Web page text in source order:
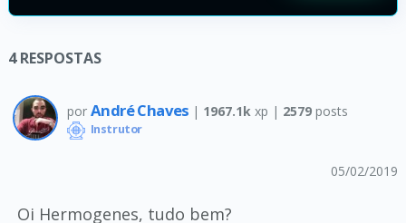
4RESPOSTAS
por André Chaves | 1967.1k xp | 2579 posts
Instrutor
05/02/2019
Oi Hermogenes, tudo bem?